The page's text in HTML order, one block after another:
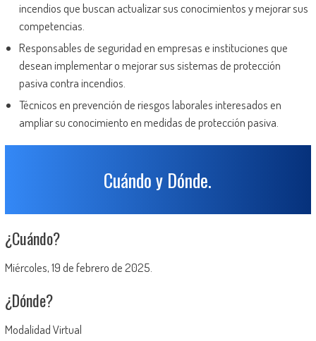
incendios que buscan actualizar sus conocimientos y mejorar sus
competencias.
Responsables de seguridad en empresas e instituciones que
desean implementar o mejorar sus sistemas de protección
pasiva contra incendios.
Técnicos en prevención de riesgos laborales interesados en
ampliar su conocimiento en medidas de protección pasiva.
Cuándo y Dónde.
¿Cuándo?
Miércoles, 19 de febrero de 2025.
¿Dónde?
Modalidad Virtual